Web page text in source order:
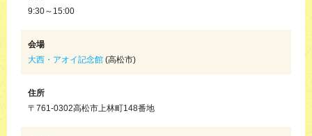
9:30～15:00
会場
大西・アオイ記念館 (高松市)
住所
〒761-0302高松市上林町148番地